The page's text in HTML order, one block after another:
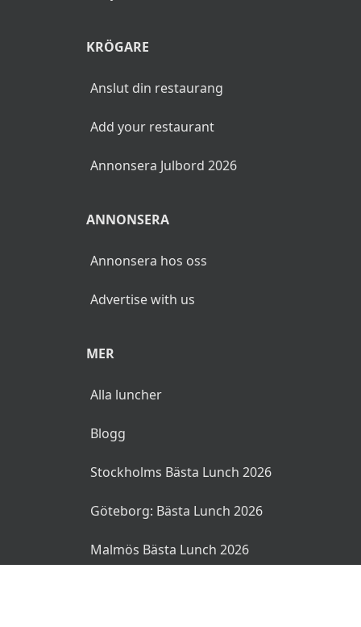
KRÖGARE
Anslut din restaurang
Add your restaurant
Annonsera Julbord 2026
ANNONSERA
Annonsera hos oss
Advertise with us
MER
Alla luncher
Blogg
Stockholms Bästa Lunch 2026
Göteborg: Bästa Lunch 2026
Malmös Bästa Lunch 2026